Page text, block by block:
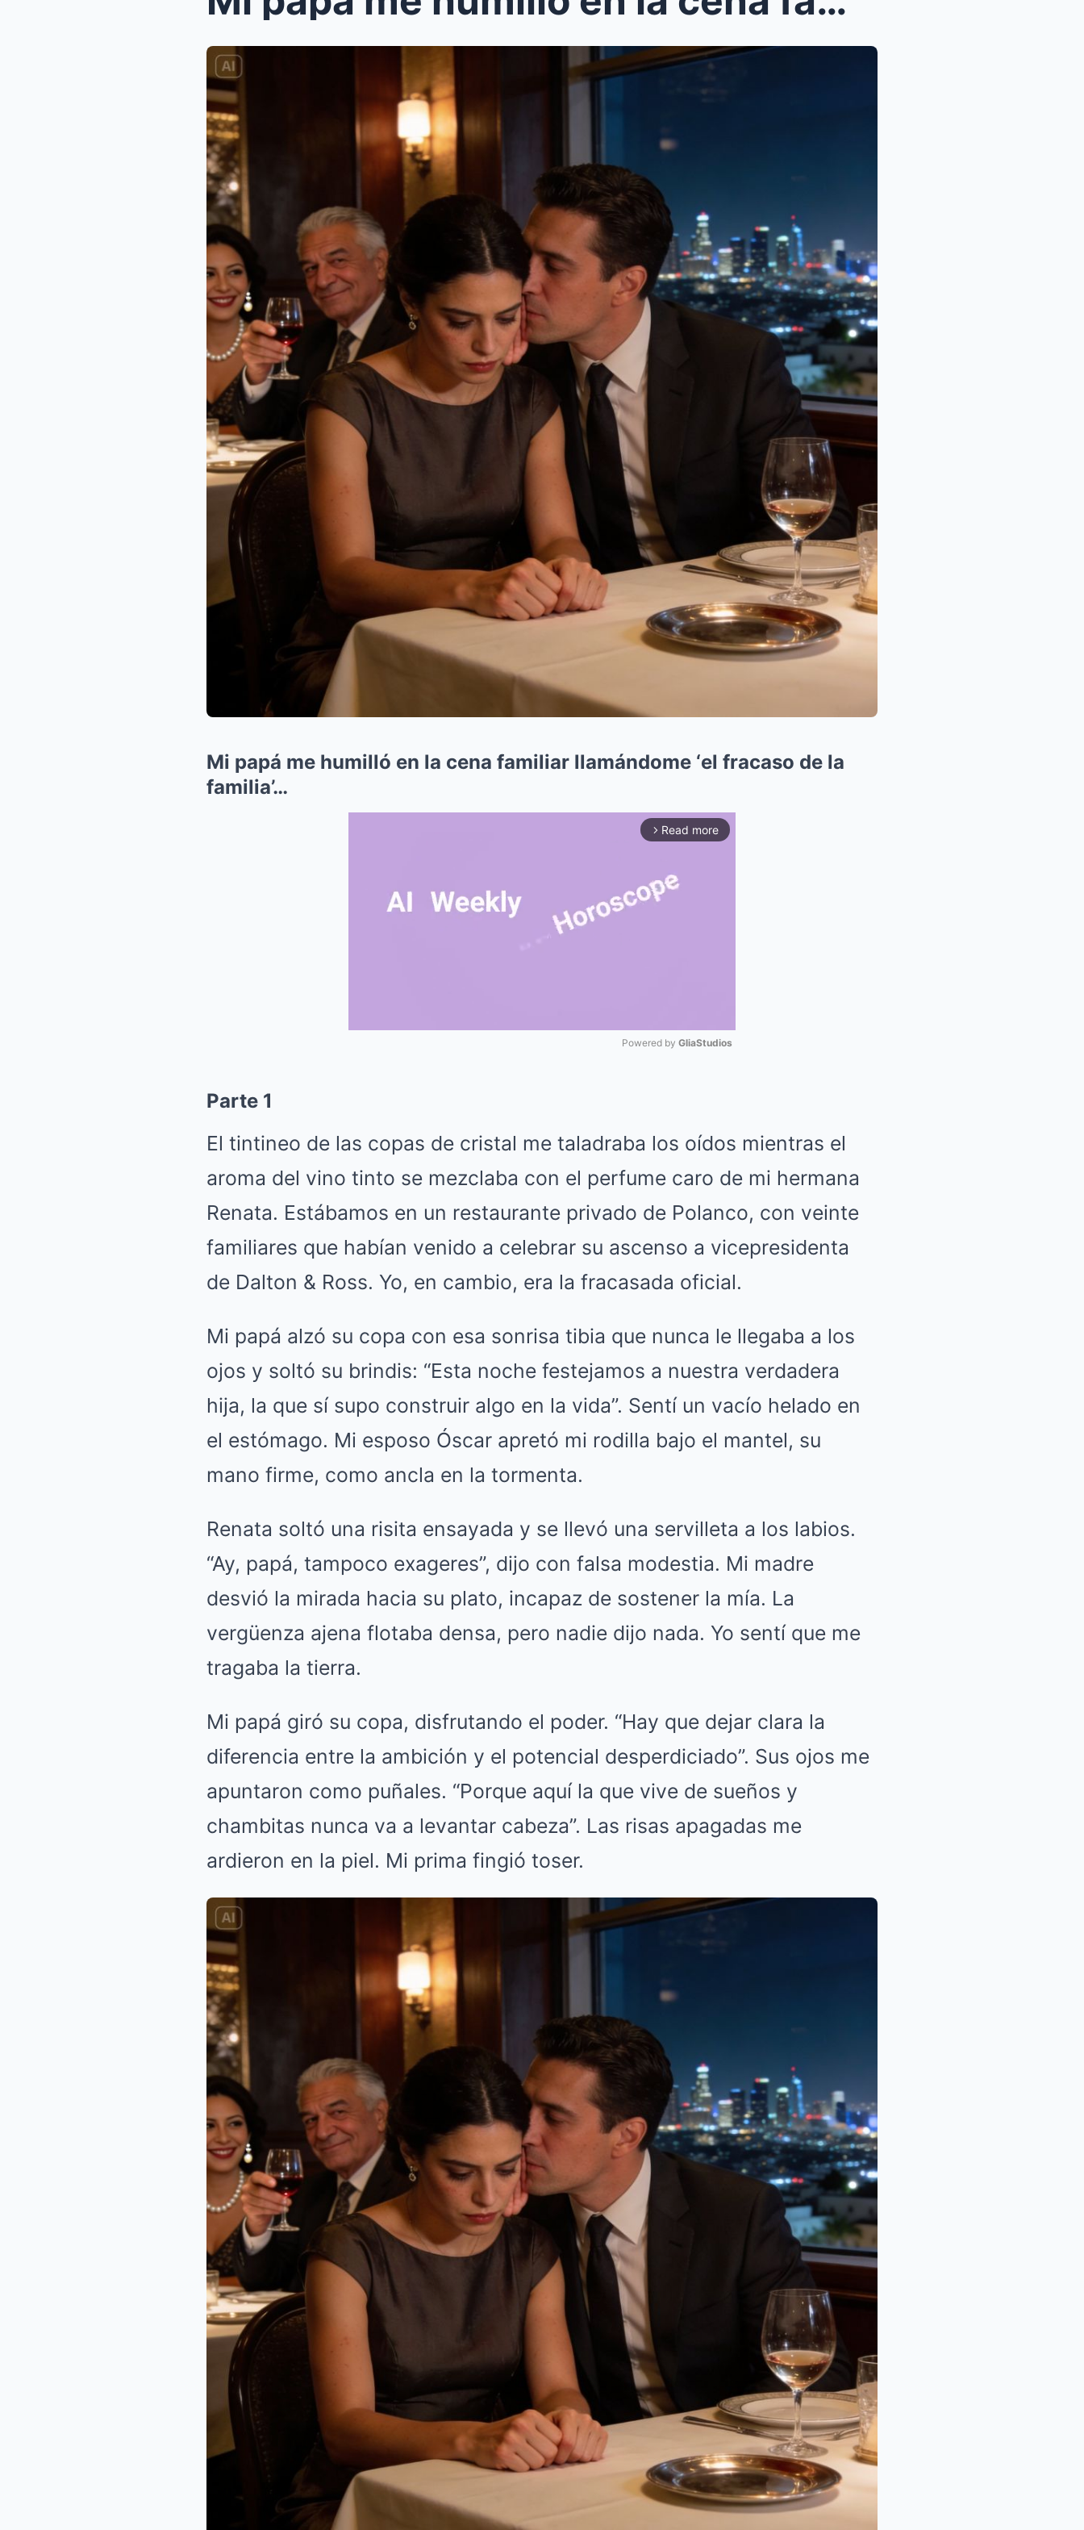
Mi papá me humilló en la cena familiar llamándome ‘el fracaso de la
familia’…
arrow_forward_ios Read more
Powered by GliaStudios
Parte 1
El tintineo de las copas de cristal me taladraba los oídos mientras el
aroma del vino tinto se mezclaba con el perfume caro de mi hermana
Renata. Estábamos en un restaurante privado de Polanco, con veinte
familiares que habían venido a celebrar su ascenso a vicepresidenta
de Dalton & Ross. Yo, en cambio, era la fracasada oficial.
Mi papá alzó su copa con esa sonrisa tibia que nunca le llegaba a los
ojos y soltó su brindis: “Esta noche festejamos a nuestra verdadera
hija, la que sí supo construir algo en la vida”. Sentí un vacío helado en
el estómago. Mi esposo Óscar apretó mi rodilla bajo el mantel, su
mano firme, como ancla en la tormenta.
Renata soltó una risita ensayada y se llevó una servilleta a los labios.
“Ay, papá, tampoco exageres”, dijo con falsa modestia. Mi madre
desvió la mirada hacia su plato, incapaz de sostener la mía. La
vergüenza ajena flotaba densa, pero nadie dijo nada. Yo sentí que me
tragaba la tierra.
Mi papá giró su copa, disfrutando el poder. “Hay que dejar clara la
diferencia entre la ambición y el potencial desperdiciado”. Sus ojos me
apuntaron como puñales. “Porque aquí la que vive de sueños y
chambitas nunca va a levantar cabeza”. Las risas apagadas me
ardieron en la piel. Mi prima fingió toser.